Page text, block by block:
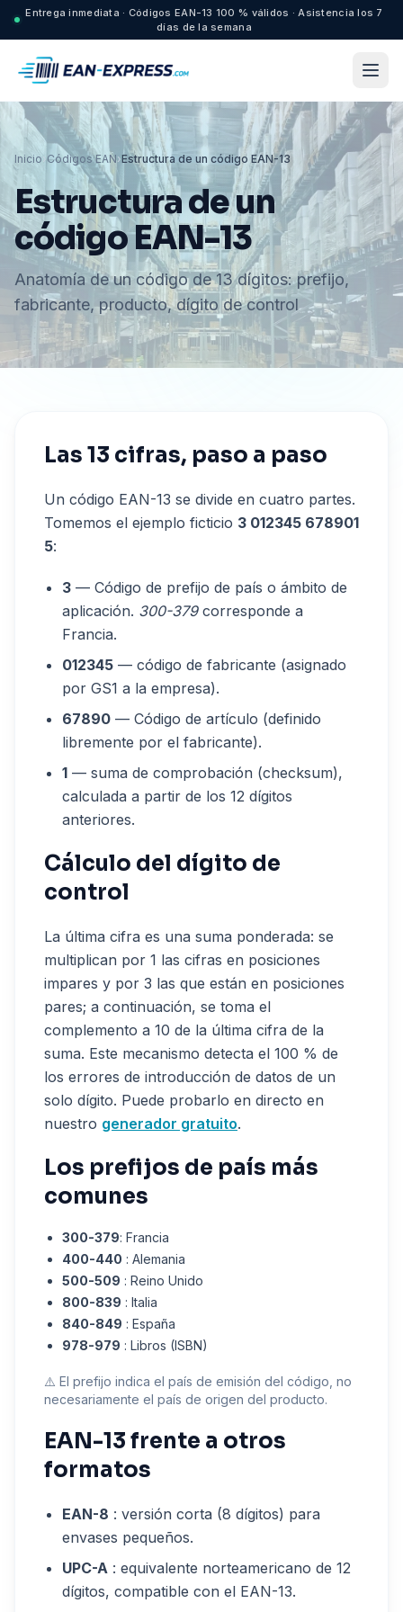
Entrega inmediata · Códigos EAN-13 100 % válidos · Asistencia los 7
días de la semana
Inicio›Códigos EAN›Estructura de un código EAN-13
Estructura de un
código EAN-13
Anatomía de un código de 13 dígitos: prefijo,
fabricante, producto, dígito de control
Las 13 cifras, paso a paso
Un código EAN-13 se divide en cuatro partes.
Tomemos el ejemplo ficticio 3 012345 678901
5:
3 — Código de prefijo de país o ámbito de
aplicación. 300-379corresponde a
Francia.
012345 — código de fabricante (asignado
por GS1 a la empresa).
67890 — Código de artículo (definido
libremente por el fabricante).
1 — suma de comprobación (checksum),
calculada a partir de los 12 dígitos
anteriores.
Cálculo del dígito de
control
La última cifra es una suma ponderada: se
multiplican por 1 las cifras en posiciones
impares y por 3 las que están en posiciones
pares; a continuación, se toma el
complemento a 10 de la última cifra de la
suma. Este mecanismo detecta el 100 % de
los errores de introducción de datos de un
solo dígito. Puede probarlo en directo en
nuestro generador gratuito.
Los prefijos de país más
comunes
300-379: Francia
400-440 : Alemania
500-509 : Reino Unido
800-839 : Italia
840-849 : España
978-979 : Libros (ISBN)
⚠️ El prefijo indica el país de emisión del código, no
necesariamente el país de origen del producto.
EAN-13 frente a otros
formatos
EAN-8 : versión corta (8 dígitos) para
envases pequeños.
UPC-A : equivalente norteamericano de 12
dígitos, compatible con el EAN-13.